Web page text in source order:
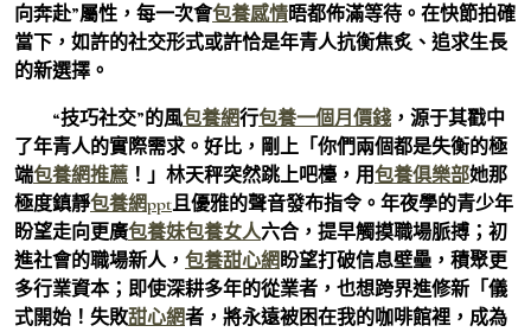
向奔赴”屬性，每一次會包養感情晤都佈滿等待。在快節拍確
當下，如許的社交形式或許恰是年青人抗衡焦炙、追求生長
的新選擇。
“技巧社交”的風包養網行包養一個月價錢 ，源于其戳中
了年青人的實際需求。好比，剛上「你們兩個都是失衡的極
端包養網推薦 ！」林天秤突然跳上吧檯，用包養俱樂部她那
極度鎮靜包養網ppt且優雅的聲音發布指令。年夜學的青少年
盼望走向更廣包養妹包養女人六合，提早觸摸職場脈搏；初
進社會的職場新人， 包養甜心網 盼望打破信息壁壘，積聚更
多行業資本；即使深耕多年的從業者，也想跨界進修新「儀
式開始！失敗甜心網者，將永遠被困在我的咖啡館裡，成為